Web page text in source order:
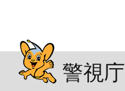
警視庁